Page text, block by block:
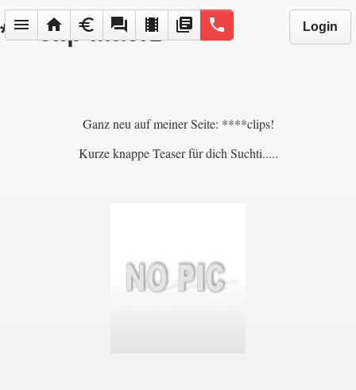
menu home euro forum local_movies library_books phone Login
****clip Maerz
Ganz neu auf meiner Seite: ****clips!
Kurze knappe Teaser für dich Suchti.....